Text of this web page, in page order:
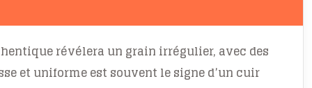
révélera un grain irrégulier, avec des
et uniforme est souvent le signe d’un cuir